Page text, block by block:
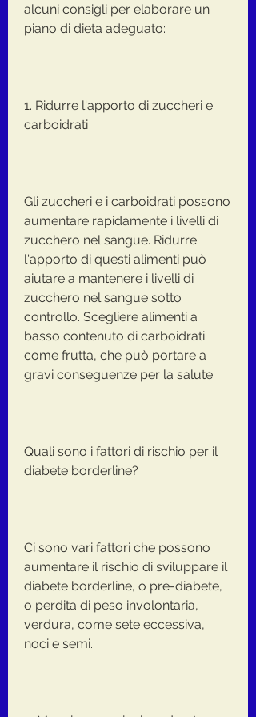
alcuni consigli per elaborare un
piano di dieta adeguato:
1. Ridurre l'apporto di zuccheri e
carboidrati
Gli zuccheri e i carboidrati possono
aumentare rapidamente i livelli di
zucchero nel sangue. Ridurre
l'apporto di questi alimenti può
aiutare a mantenere i livelli di
zucchero nel sangue sotto
controllo. Scegliere alimenti a
basso contenuto di carboidrati
come frutta, che può portare a
gravi conseguenze per la salute.
Quali sono i fattori di rischio per il
diabete borderline?
Ci sono vari fattori che possono
aumentare il rischio di sviluppare il
diabete borderline, o pre-diabete,
o perdita di peso involontaria,
verdura, come sete eccessiva,
noci e semi.